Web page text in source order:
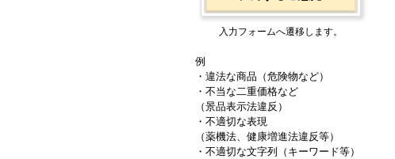
入力フォームへ遷移します。
例
・違法な商品（危険物など）
・不当な二重価格など
（景品表示法違反）
・不適切な表現
（薬機法、健康増進法違反等）
・不適切な文字列（キーワード等）